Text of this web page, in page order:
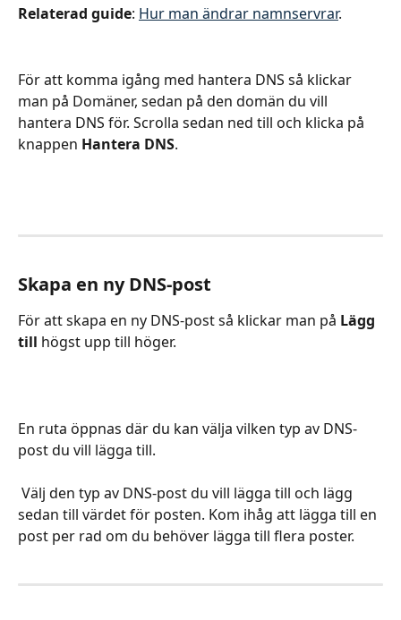
Relaterad guide: Hur man ändrar namnservrar.
För att komma igång med hantera DNS så klickar
man på Domäner, sedan på den domän du vill
hantera DNS för. Scrolla sedan ned till och klicka på
knappen Hantera DNS.
Skapa en ny DNS-post
För att skapa en ny DNS-post så klickar man på Lägg
till högst upp till höger.
En ruta öppnas där du kan välja vilken typ av DNS-
post du vill lägga till.
sedan till värdet för posten. Kom ihåg att lägga till en
post per rad om du behöver lägga till flera poster.